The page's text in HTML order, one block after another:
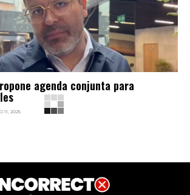
agenda conjunta para
11, 2025